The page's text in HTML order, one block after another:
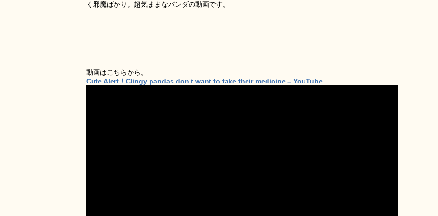
く邪魔ばかり。超気ままなパンダの動画です。
動画はこちらから。
Cute Alert！Clingy pandas don’t want to take their medicine – YouTube